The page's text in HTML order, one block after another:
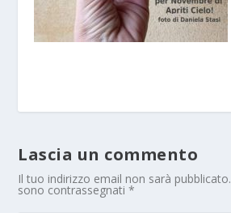
Lascia un commento
Il tuo indirizzo email non sarà pubblicato.
sono contrassegnati*